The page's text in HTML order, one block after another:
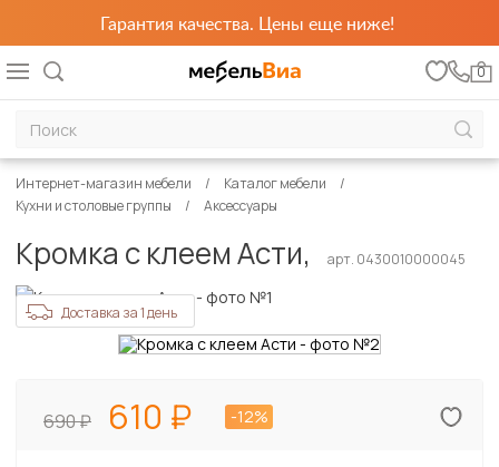
Гарантия качества. Цены еще ниже!
0
Интернет-магазин мебели
Каталог мебели
Кухни и столовые группы
Аксессуары
Кромка с клеем Асти, арт. 0430010000045
Доставка за 1 день
690 610 -12%